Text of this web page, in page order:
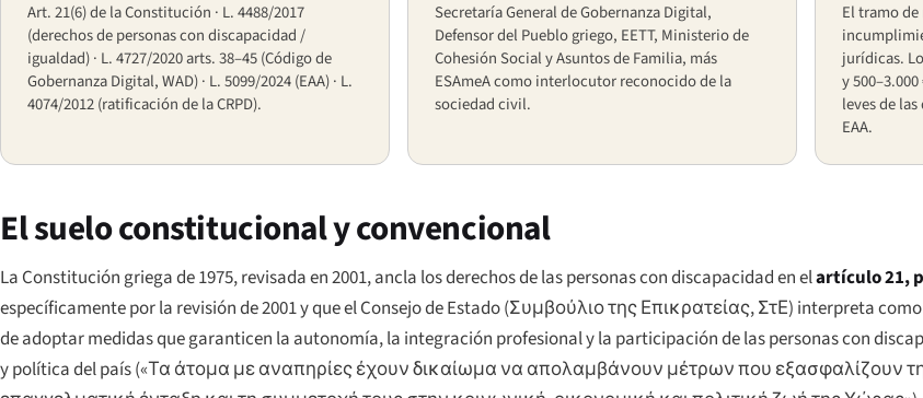
Art. 21(6) de la Constitución · L. 4488/2017
(derechos de personas con discapacidad /
igualdad) · L. 4727/2020 arts. 38–45 (Código de
Gobernanza Digital, WAD) · L. 5099/2024 (EAA) · L.
4074/2012 (ratificación de la CRPD).
Secretaría General de Gobernanza Digital,
Defensor del Pueblo griego, EETT, Ministerio de
Cohesión Social y Asuntos de Familia, más
ESAmeA como interlocutor reconocido de la
sociedad civil.
El tramo
jurídicas.
y
leves de
EAA.
El suelo constitucional y convencional
La Constitución griega de 1975, revisada en 2001, ancla los derechos de las personas con discapacidad en elartículo 21,
específicamente por la revisión de 2001 y que el Consejo de Estado (Συμβούλιο της Επικρατείας, ΣτΕ) interpreta
de adoptar medidas que garanticen la autonomía, la integración profesional y la participación de las personas con
y política del país («Τα άτομα με αναπηρίες έχουν δικαίωμα να απολαμβάνουν μέτρων που εξασφαλίζουν